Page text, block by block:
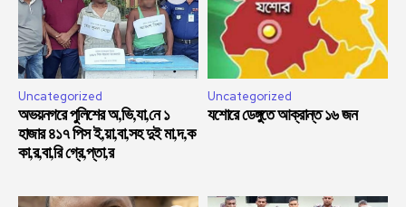
Uncategorized
অভয়নগরে পুলিশের অ,ভি,যা,নে ১
হাজার ৪১৭ পিস ই,য়া,বা,সহ দুই মা,দ,ক
কা,র,বা,রি গ্রে,প্তা,র
Uncategorized
যশোরে ডেঙ্গুতে আক্রান্ত ১৬ জন